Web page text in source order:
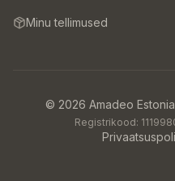
Minu tellimused
© 2026 Amadeo
Registrikood: